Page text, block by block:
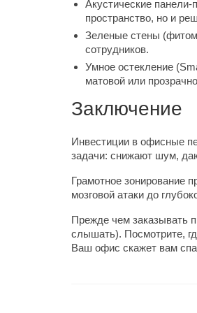
Акустические панели-
пространство, но и
Зеленые стены
сотрудников.
Умное остекление
матовой или
Заключение
Инвестиции в офисные
задачи: снижают шум,
Грамотное зонирование
мозговой атаки до
Прежде чем заказывать
слышать). Посмотрите,
Ваш офис скажет вам